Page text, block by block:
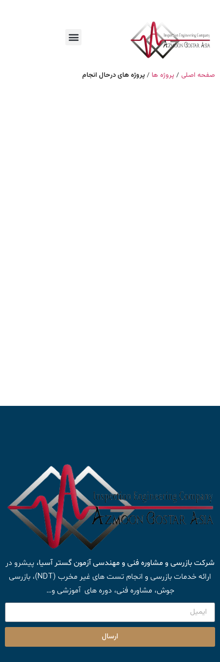
صفحه اصلی / پروژه ها /پروژه های درحال انجام
شرکت بازرسی و مشاوره فنی و مهندسی آزمون گستر آسیا، پیشرو در
ارائه خدمات بازرسی و انجام تست های غیر مخرب (NDT)، بازرسی
جوش، مشاوره فنی، دوره های آموزشی و…
ارسال